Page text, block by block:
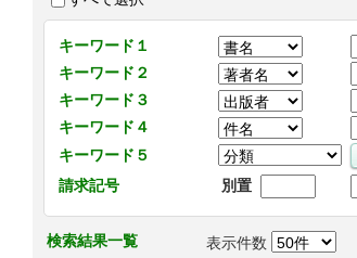
キーワード１
キーワード２
キーワード３
キーワード４
キーワード５
請求記号
別置
検索結果一覧 表示件数